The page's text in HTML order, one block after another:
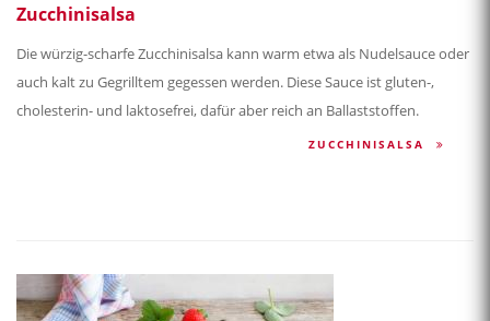
Zucchinisalsa
Die würzig-scharfe Zucchinisalsa kann warm etwa als Nudelsauce oder
auch kalt zu Gegrilltem gegessen werden. Diese Sauce ist gluten-,
cholesterin- und laktosefrei, dafür aber reich an Ballaststoffen.
ZUCCHINISALSA